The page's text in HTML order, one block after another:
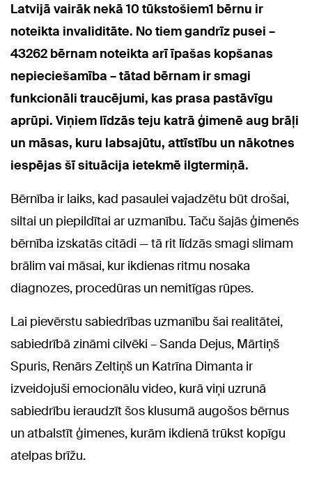
Latvijā vairāk nekā 10 tūkstošiem1 bērnu ir
noteikta invaliditāte. No tiem gandrīz pusei –
43262 bērnam noteikta arī īpašas kopšanas
nepieciešamība – tātad bērnam ir smagi
funkcionāli traucējumi, kas prasa pastāvīgu
aprūpi. Viņiem līdzās teju katrā ģimenē aug brāļi
un māsas, kuru labsajūtu, attīstību un nākotnes
iespējas šī situācija ietekmē ilgtermiņā.
Bērnība ir laiks, kad pasaulei vajadzētu būt drošai,
siltai un piepildītai ar uzmanību. Taču šajās ģimenēs
bērnība izskatās citādi — tā rit līdzās smagi slimam
brālim vai māsai, kur ikdienas ritmu nosaka
diagnozes, procedūras un nemitīgas rūpes.
Lai pievērstu sabiedrības uzmanību šai realitātei,
sabiedrībā zināmi cilvēki – Sanda Dejus, Mārtiņš
Spuris, Renārs Zeltiņš un Katrīna Dimanta ir
izveidojuši emocionālu video, kurā viņi uzrunā
sabiedrību ieraudzīt šos klusumā augošos bērnus
un atbalstīt ģimenes, kurām ikdienā trūkst kopīgu
atelpas brīžu.